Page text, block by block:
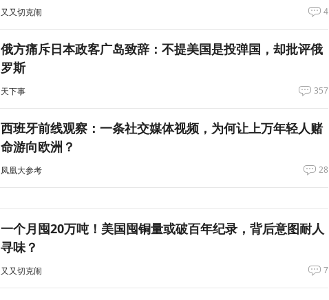
又又切克闹 4
俄方痛斥日本政客广岛致辞：不提美国是投弹国，却批评俄
罗斯
天下事 357
西班牙前线观察：一条社交媒体视频，为何让上万年轻人赌
命游向欧洲？
凤凰大参考 28
一个月囤20万吨！美国囤铜量或破百年纪录，背后意图耐人
寻味？
又又切克闹 7